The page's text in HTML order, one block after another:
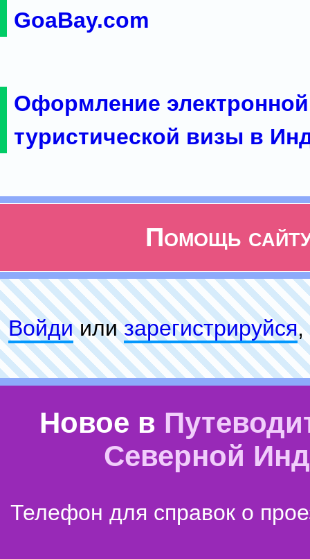
GoaBay.com
Оформление электронной
туристической визы в
Помощь
Войдиилизарeгиcтpируйся,
Новое в
Северной
Телефон для справок о